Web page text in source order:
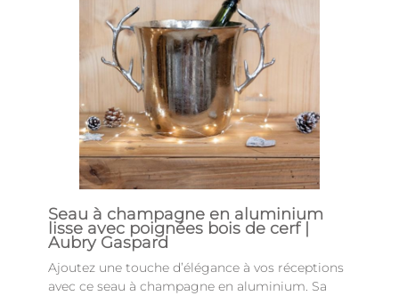
Seau à champagne en aluminium
lisse avec poignées bois de cerf |
Aubry Gaspard
Ajoutez une touche d’élégance à vos réceptions
avec ce seau à champagne en aluminium. Sa